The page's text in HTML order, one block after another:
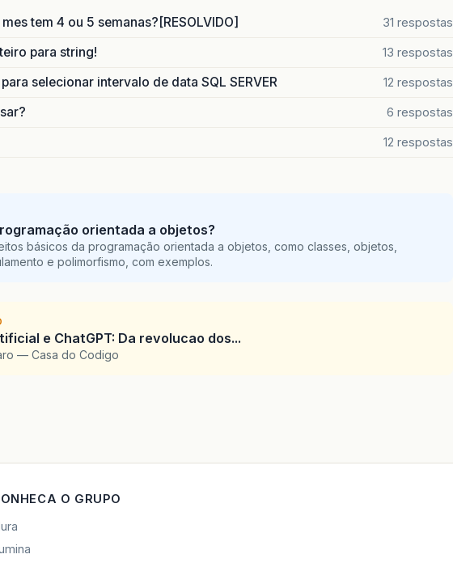
tem 4 ou 5 semanas?[RESOLVIDO] 31 respostas
para string! 13 respostas
selecionar intervalo de data SQL SERVER 12 respostas
6 respostas
12 respostas
orientada a objetos?
básicos da programação orientada a objetos, como classes, objetos,
e polimorfismo, com exemplos.
e ChatGPT: Da revolucao dos...
— Casa do Codigo
O GRUPO